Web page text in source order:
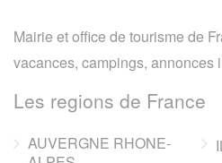
Mairie et office de tourisme de
vacances, campings, annonces
Les regions de France
AUVERGNE RHONE-